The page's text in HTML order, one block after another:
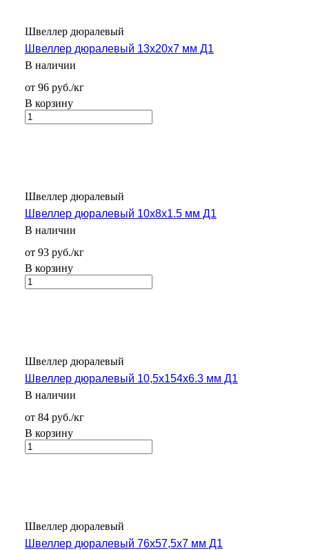
Швеллер дюралевый
Швеллер дюралевый 13х20х7 мм Д1
В наличии
от 96 руб./кг
В корзину
Швеллер дюралевый
Швеллер дюралевый 10х8х1.5 мм Д1
В наличии
от 93 руб./кг
В корзину
Швеллер дюралевый
Швеллер дюралевый 10,5х154х6.3 мм Д1
В наличии
от 84 руб./кг
В корзину
Швеллер дюралевый
Швеллер дюралевый 76х57,5х7 мм Д1